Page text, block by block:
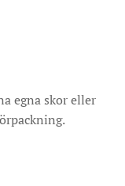
egna skor eller